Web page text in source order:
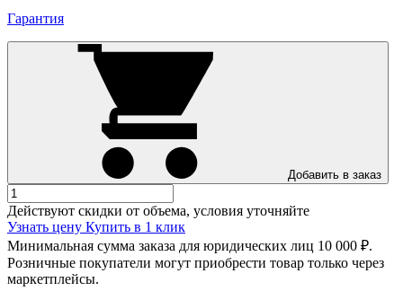
Гарантия
Добавить в заказ
Действуют скидки от объема, условия уточняйте
Узнать цену Купить в 1 клик
Минимальная сумма заказа для юридических лиц 10 000 ₽.
Розничные покупатели могут приобрести товар только через
маркетплейсы.